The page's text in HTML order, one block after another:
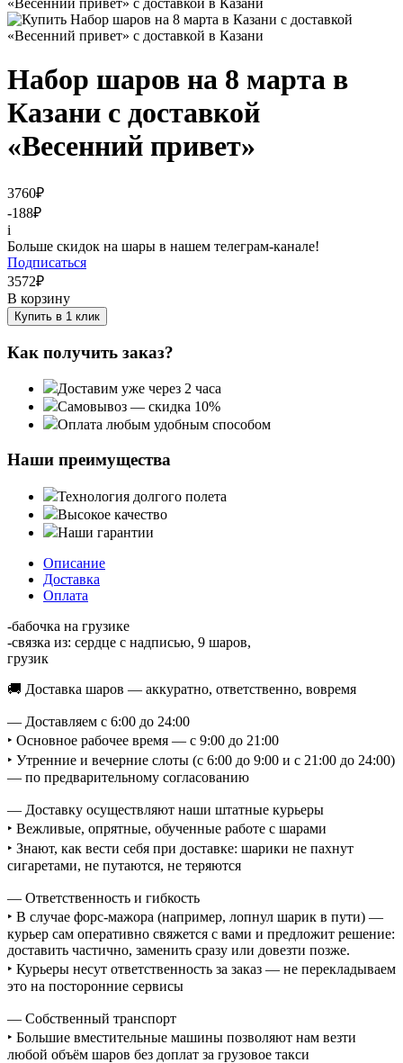
Набор шаров на 8 марта в
Казани с доставкой
«Весенний привет»
3760₽
-188₽
i
Больше скидок на шары в нашем телеграм-канале!
Подписаться
3572₽
В корзину
Купить в 1 клик
Как получить заказ?
Доставим уже через 2 часа
Самовывоз — скидка 10%
Оплата любым удобным способом
Наши преимущества
Технология долгого полета
Высокое качество
Наши гарантии
Описание
Доставка
Оплата
-бабочка на грузике
-связка из: сердце с надписью, 9 шаров,
грузик
🚚 Доставка шаров — аккуратно, ответственно, вовремя
— Доставляем с 6:00 до 24:00
‣ Основное рабочее время — с 9:00 до 21:00
‣ Утренние и вечерние слоты (с 6:00 до 9:00 и с 21:00 до 24:00)
— по предварительному согласованию
— Доставку осуществляют наши штатные курьеры
‣ Вежливые, опрятные, обученные работе с шарами
‣ Знают, как вести себя при доставке: шарики не пахнут
сигаретами, не путаются, не теряются
— Ответственность и гибкость
‣ В случае форс-мажора (например, лопнул шарик в пути) —
курьер сам оперативно свяжется с вами и предложит решение:
доставить частично, заменить сразу или довезти позже.
‣ Курьеры несут ответственность за заказ — не перекладываем
это на посторонние сервисы
— Собственный транспорт
‣ Большие вместительные машины позволяют нам везти
любой объём шаров без доплат за грузовое такси